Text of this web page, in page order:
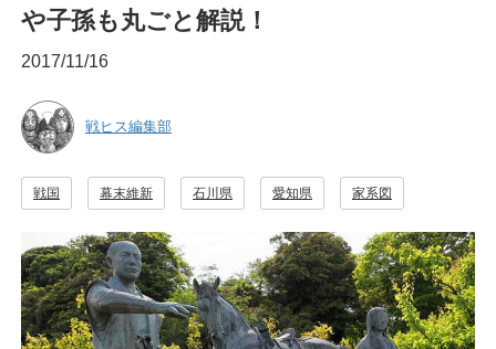
や子孫も丸ごと解説！
2017/11/16
戦ヒス編集部
戦国 幕末維新 石川県 愛知県 家系図